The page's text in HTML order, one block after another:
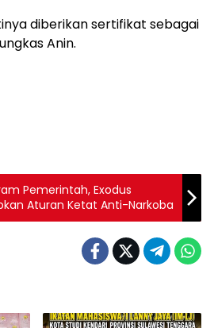
diberikan sertifikat sebagai
Anin.
Pemerintah, Exodus
Aturan Ketat Anti-Narkoba